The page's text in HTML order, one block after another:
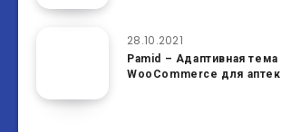
28.10.2021
Pamid – Адаптивная тема
WooCommerce для аптек